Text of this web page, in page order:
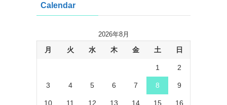
Calendar
2026年8月
月 火 水 木 金 土 日
1 2
3 4 5 6 7 8 9
10 11 12 13 14 15 16